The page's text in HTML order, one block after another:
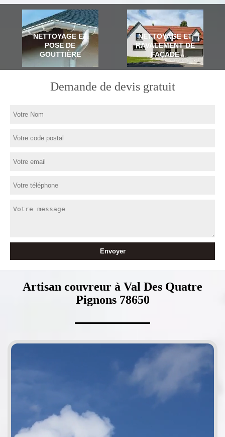
NETTOYAGE ET
POSE DE
GOUTTIÈRE
NETTOYAGE ET
RAVALEMENT DE
FAÇADE
Demande de devis gratuit
Artisan couvreur à Val Des Quatre
Pignons 78650